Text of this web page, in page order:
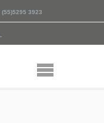
(55)5295 3923